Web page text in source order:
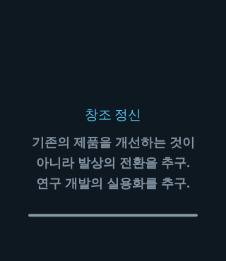
​창조 정신
기존의 제품을 개선하는 것이
아니라 발상의 전환을 추구.
​연구 개발의 실용화를 추구.